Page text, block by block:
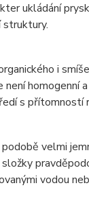
ukládání
struktury.
i
s přítomností
velmi
vodou